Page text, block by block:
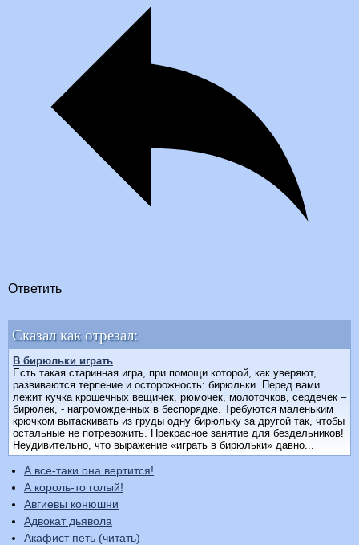
Ответить
Сказал как отрезал:
В бирюльки играть
Есть такая старинная игра, при помощи которой, как уверяют,
развиваются терпение и осторожность: бирюльки. Перед вами
лежит кучка крошечных вещичек, рюмочек, молоточков, сердечек –
бирюлек, - нагроможденных в беспорядке. Требуются маленьким
крючком вытаскивать из груды одну бирюльку за другой так, чтобы
остальные не потревожить. Прекрасное занятие для бездельников!
Неудивительно, что выражение «играть в бирюльки» давно...
А все-таки она вертится!
А король-то голый!
Авгиевы конюшни
Адвокат дьявола
Акафист петь (читать)